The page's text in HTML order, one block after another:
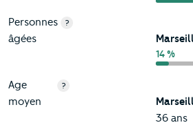
Personnes
âgées
?
14 %
Age
moyen
?
36 ans